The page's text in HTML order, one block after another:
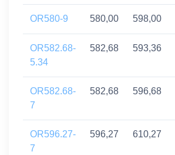
OR580-9 580,00 598,00
OR582.68-
5.34
582,68 593,36
OR582.68-
7
582,68 596,68
OR596.27-
7
596,27 610,27